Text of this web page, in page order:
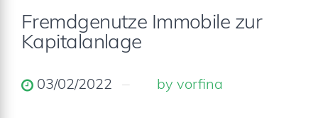
Fremdgenutze Immobile zur
Kapitalanlage
03/02/2022 by vorfina